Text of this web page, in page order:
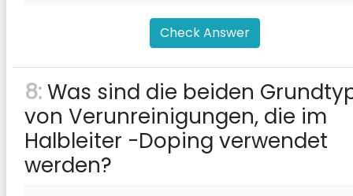
Check Answer
8:Was sind die beiden
von Verunreinigungen, die im
Halbleiter -Doping verwendet
werden?